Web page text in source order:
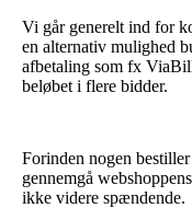
Vi går generelt ind for
en alternativ mulighed
afbetaling som fx
beløbet i flere bidder.
Forinden nogen
gennemgå
ikke videre spændende.